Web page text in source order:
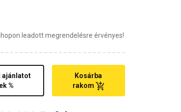
leadott megrendelésre érvényes!
ajánlatot
%
Kosárba
rakom